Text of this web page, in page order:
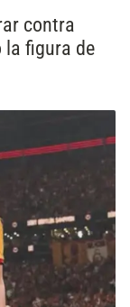
contra
la figura de